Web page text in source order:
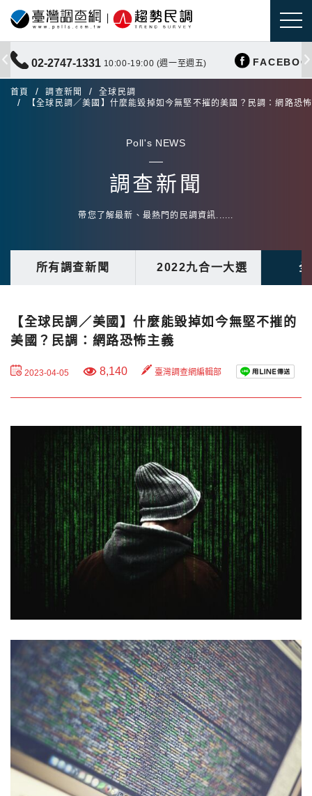
02-2747-1331 10:00-19:00 (週一至週五)
首頁 調查新聞
全球民調
【全球民調／美國】什麼能毀掉如今無堅不摧的美國？民調：網路恐
Poll's NEWS
調查新聞
帶您了解最新、最熱門的民調資訊......
所有調查新聞 2022九合一大選
【全球民調／美國】什麼能毀掉如今無堅不摧的
美國？民調：網路恐怖主義
2023-04-05 8,140 臺灣調查網編輯部